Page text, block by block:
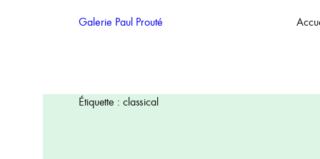
Galerie Paul Prouté
Étiquette : classical